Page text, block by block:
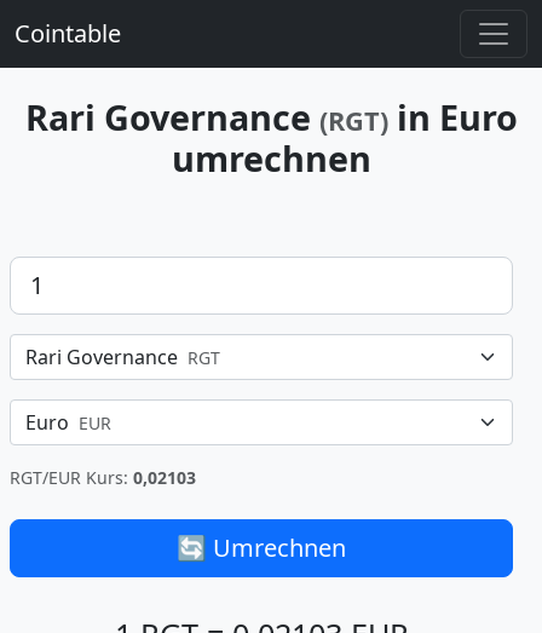
Cointable
Rari Governance (RGT)in Euro
umrechnen
Betrag
Rari Governance RGT
Euro EUR
RGT/EUR Kurs: 0,02103
🔄 Umrechnen